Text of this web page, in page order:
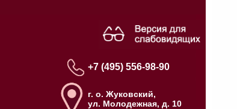
+7 (495) 556-98-90
г. о. Жуковский,
ул. Молодежная, д. 10